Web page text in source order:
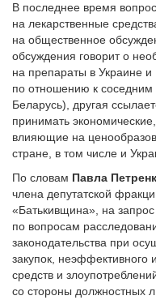
В последнее время
на лекарственные
на общественное
обсуждения говорит о
на препараты в Украине и
по отношению к соседним
Беларусь), другая
принимать
влияющие на
стране, в том числе и
По словам Павла
члена депутатской
«Батькивщина», на
по вопросам
законодательства при
закупок, неэффективного
средств и
со стороны должностных